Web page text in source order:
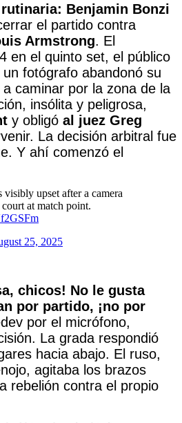
Benjamin Bonzi
el partido contra
Armstrong. El
en el quinto set, el público
fotógrafo abandonó su
caminar por la zona de la
insólita y peligrosa,
y obligó al juez Greg
La decisión arbitral fue
Y ahí comenzó el
upset after a camera
at match point.
25, 2025
chicos! No le gusta
por partido, ¡no por
por el micrófono,
La grada respondió
hacia abajo. El ruso,
agitaba los brazos
rebelión contra el propio